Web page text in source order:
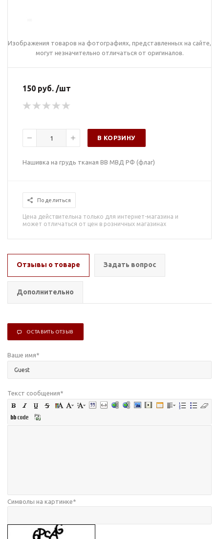
Изображения товаров на фотографиях, представленных на сайте,
могут незначительно отличаться от оригиналов.
150 руб. /шт
В КОРЗИНУ
Нашивка на грудь тканая ВВ МВД РФ (флаг)
Поделиться
Цена действительна только для интернет-магазина и
может отличаться от цен в розничных магазинах
Отзывы о товаре Задать вопрос
Дополнительно
ОСТАВИТЬ ОТЗЫВ
Ваше имя*
Текст сообщения*
Символы на картинке*